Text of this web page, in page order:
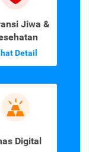
Jiwa &
Detail
Digital